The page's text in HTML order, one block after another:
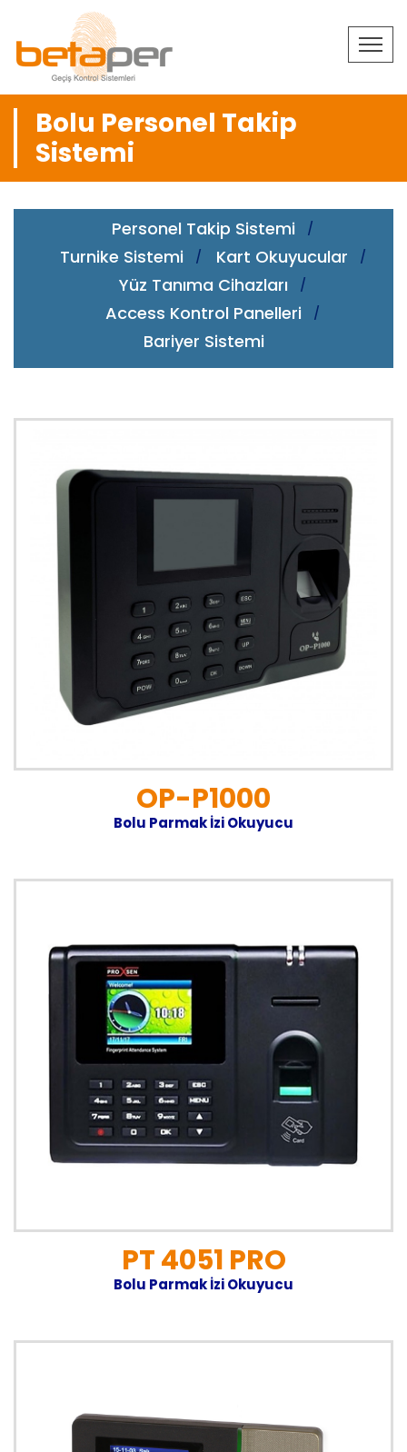
Bolu Personel Takip
Sistemi
Personel Takip Sistemi
Turnike Sistemi
Kart Okuyucular
Yüz Tanıma Cihazları
Access Kontrol Panelleri
Bariyer Sistemi
OP-P1000
Bolu Parmak İzi Okuyucu
PT 4051 PRO
Bolu Parmak İzi Okuyucu